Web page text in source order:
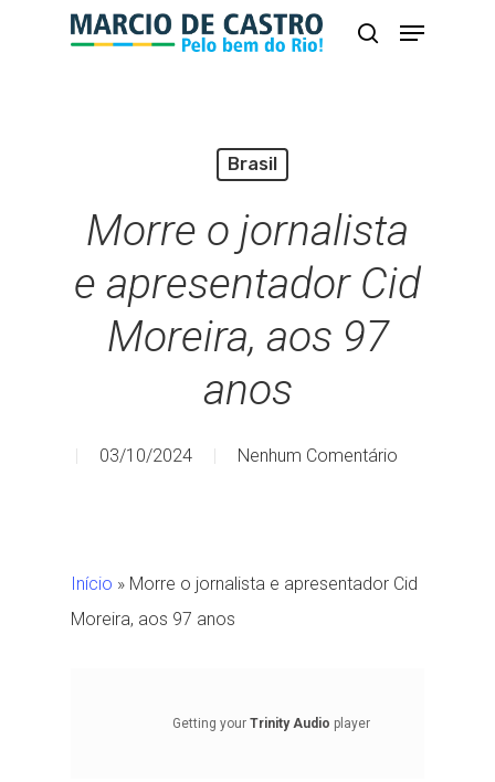
busca
Menu
Brasil
Morre o jornalista
e apresentador Cid
Moreira, aos 97
anos
03/10/2024 Nenhum Comentário
Início » Morre o jornalista e apresentador Cid
Moreira, aos 97 anos
Getting your Trinity Audio player